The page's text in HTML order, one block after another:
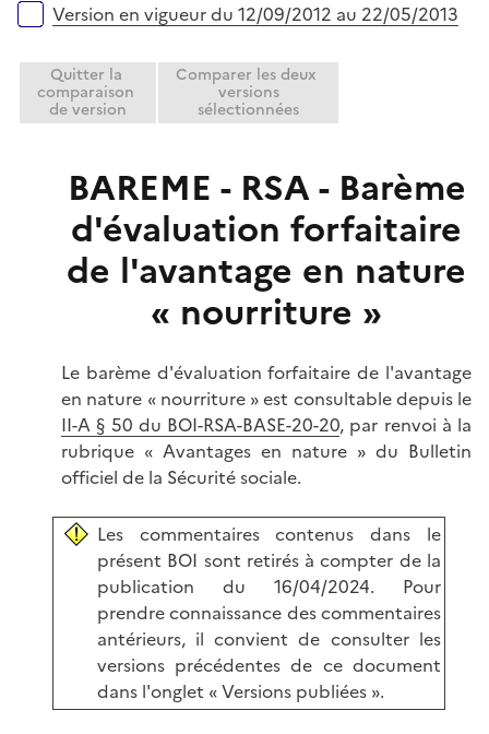
Version en vigueur du 12/09/2012 au 22/05/2013
Quitter la
comparaison
de version
Comparer les deux
versions
sélectionnées
BAREME - RSA - Barème
d'évaluation forfaitaire
de l'avantage en nature
« nourriture »
Le barème d'évaluation forfaitaire de l'avantage
en nature « nourriture » est consultable depuis le
II-A § 50 du BOI-RSA-BASE-20-20, par renvoi à la
rubrique « Avantages en nature » du Bulletin
officiel de la Sécurité sociale.
Les commentaires contenus dans le
présent BOI sont retirés à compter de la
publication du 16/04/2024. Pour
prendre connaissance des commentaires
antérieurs, il convient de consulter les
versions précédentes de ce document
dans l'onglet « Versions publiées ».